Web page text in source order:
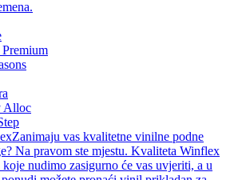
Premium
Alloc
Zanimaju vas kvalitetne vinilne podne
Na pravom ste mjestu. Kvaliteta Winflex
nudimo zasigurno će vas uvjeriti, a u